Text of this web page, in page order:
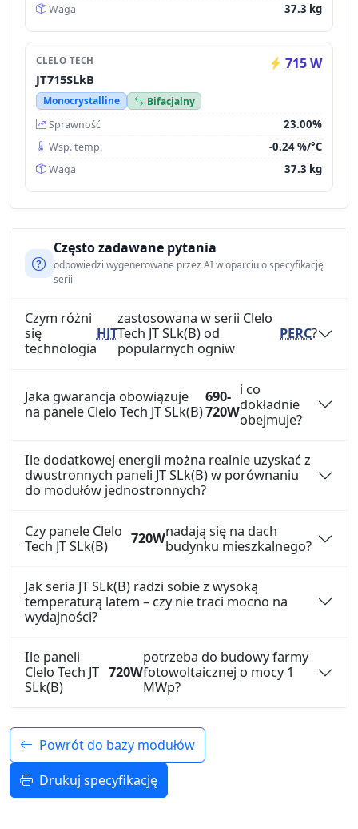
Waga 37.3 kg
CLELO TECH 715 W
JT715SLkB
Monocrystalline
Bifacjalny
Sprawność
23.00%
Wsp. temp. -0.24 %/°C
Waga 37.3 kg
Często zadawane pytania
odpowiedzi wygenerowane przez AI w oparciu o specyfikację
serii
Czym różni
się
technologia
HJT
zastosowana w serii Clelo
Tech JT SLk(B) od
popularnych ogniw
PERC?
Jaka gwarancja obowiązuje
na panele Clelo Tech JT SLk(B)
690-
720W
i co
dokładnie
obejmuje?
Ile dodatkowej energii można realnie uzyskać z
dwustronnych paneli JT SLk(B) w porównaniu
do modułów jednostronnych?
Czy panele Clelo
Tech JT SLk(B)
720Wnadają się na dach
budynku mieszkalnego?
Jak seria JT SLk(B) radzi sobie z wysoką
temperaturą latem – czy nie traci mocno na
wydajności?
Ile paneli
Clelo Tech JT
SLk(B)
720W
potrzeba do budowy farmy
fotowoltaicznej o mocy 1
MWp?
Powrót do bazy modułów
Drukuj specyfikację